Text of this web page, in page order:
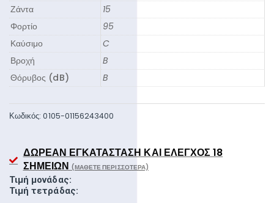
Ζάντα
15
Φορτίο
95
Καύσιμο
C
Βροχή
B
Θόρυβος (dB)
B
Κωδικός:0105-01156243400
ΔΩΡΕΆΝ ΕΓΚΑΤΆΣΤΑΣΗ ΚΑΙ ΈΛΕΓΧΟΣ 18
ΣΗΜΕΊΩΝ (ΜΆΘΕΤΕ ΠΕΡΙΣΣΌΤΕΡΑ)
Τιμή μονάδας:
Τιμή τετράδας: